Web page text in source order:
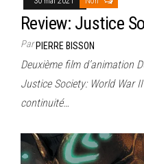
Review: Justice
ParPIERRE BISSON
Deuxième film d’animation
Justice Society: World War
continuité…